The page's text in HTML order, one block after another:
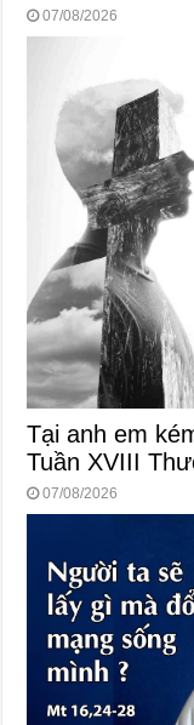
07/08/2026
Tại anh em
Tuần XVIII
07/08/2026